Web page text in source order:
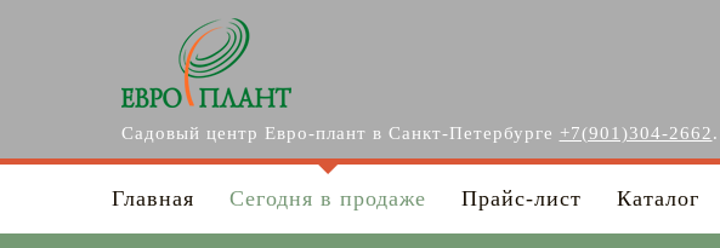
Перейти к основному содержанию
Садовый центр Евро-плант в Санкт-Петербурге +7(901)304-2662.
Главная Сегодня в продаже Прайс-лист Каталог